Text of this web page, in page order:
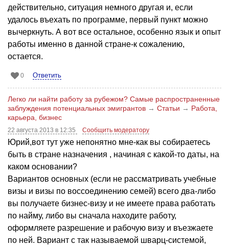
действительно, ситуация немного другая и, если
удалось въехать по программе, первый пункт можно
вычеркнуть. А вот все остальное, особенно язык и опыт
работы именно в данной стране-к сожалению,
остается.
0 Ответить
Легко ли найти работу за рубежом? Самые распространенные
заблуждения потенциальных эмигрантов → Статьи → Работа,
карьера, бизнес
22 августа 2013 в 12:35 Сообщить модератору
Юрий,вот тут уже непонятно мне-как вы собираетесь
быть в стране назначения , начиная с какой-то даты, на
каком основании?
Вариантов основных (если не рассматривать учебные
визы и визы по воссоединению семей) всего два-либо
вы получаете бизнес-визу и не имеете права работать
по найму, либо вы сначала находите работу,
оформляете разрешение и рабочую визу и въезжаете
по ней. Вариант с так называемой шварц-системой,